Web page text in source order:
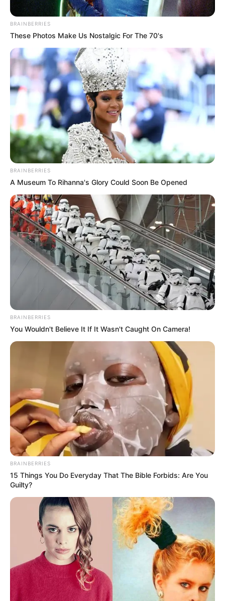
BRAINBERRIES
These Photos Make Us Nostalgic For The 70's
BRAINBERRIES
A Museum To Rihanna's Glory Could Soon Be Opened
BRAINBERRIES
You Wouldn't Believe It If It Wasn't Caught On Camera!
BRAINBERRIES
15 Things You Do Everyday That The Bible Forbids: Are You
Guilty?